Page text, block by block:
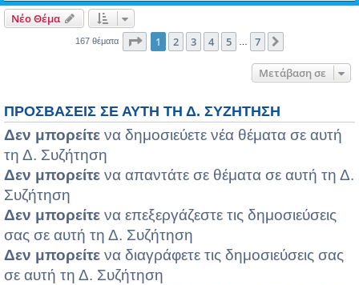
Νέο Θέμα
167 θέματα Σελίδα από7
1 2 3 4 5 7
Μετάβαση σε
ΠΡΟΣΒΆΣΕΙΣ ΣΕ ΑΥΤΉ ΤΗ Δ. ΣΥΖΉΤΗΣΗ
Δεν μπορείτε να δημοσιεύετε νέα θέματα σε αυτή
τη Δ. Συζήτηση
Δεν μπορείτε να απαντάτε σε θέματα σε αυτή τη Δ.
Συζήτηση
Δεν μπορείτε να επεξεργάζεστε τις δημοσιεύσεις
σας σε αυτή τη Δ. Συζήτηση
Δεν μπορείτε να διαγράφετε τις δημοσιεύσεις σας
σε αυτή τη Δ. Συζήτηση